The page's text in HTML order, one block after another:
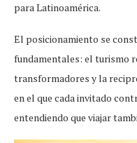
para Latinoamérica.
El posicionamiento se
fundamentales: el turismo
transformadores y la
en el que cada invitado
entendiendo que viajar